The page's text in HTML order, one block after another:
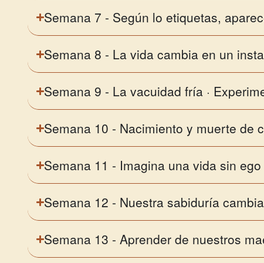
Semana 7 - Según lo etiquetas,
Semana 8 - La vida cambia en un
Semana 9 - La vacuidad fría ·
Semana 10 - Nacimiento y muerte de
Semana 11 - Imagina una vida sin ego
Semana 12 - Nuestra sabiduría
Semana 13 - Aprender de nuestros